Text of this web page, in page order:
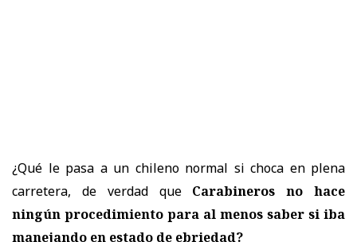
¿Qué le pasa a un chileno normal si choca en plena
carretera, de verdad que Carabineros no hace
ningún procedimiento para al menos saber si iba
manejando en estado de ebriedad?